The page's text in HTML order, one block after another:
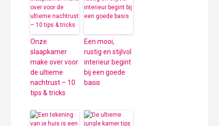
Onze
slaapkamer
make over voor
de ultieme
nachtrust – 10
tips & tricks
Een mooi,
rustig en stijlvol
interieur begint
bij een goede
basis